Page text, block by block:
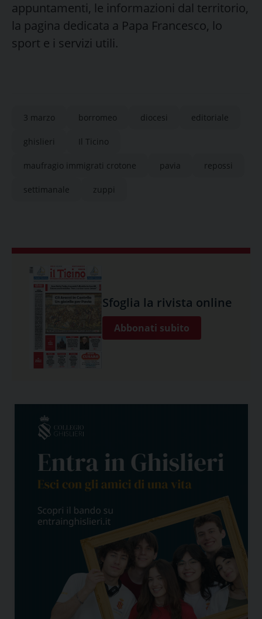
appuntamenti, le informazioni dal territorio,
la pagina dedicata a Papa Francesco, lo
sport e i servizi utili.
3 marzo borromeo diocesi editoriale
ghislieri Il Ticino
maufragio immigrati crotone pavia repossi
settimanale zuppi
Sfoglia la rivista online
Abbonati subito